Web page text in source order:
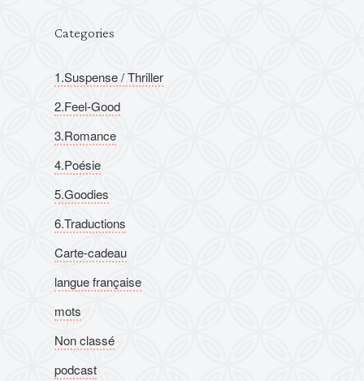
Categories
1.Suspense / Thriller
2.Feel-Good
3.Romance
4.Poésie
5.Goodies
6.Traductions
Carte-cadeau
langue française
mots
Non classé
podcast